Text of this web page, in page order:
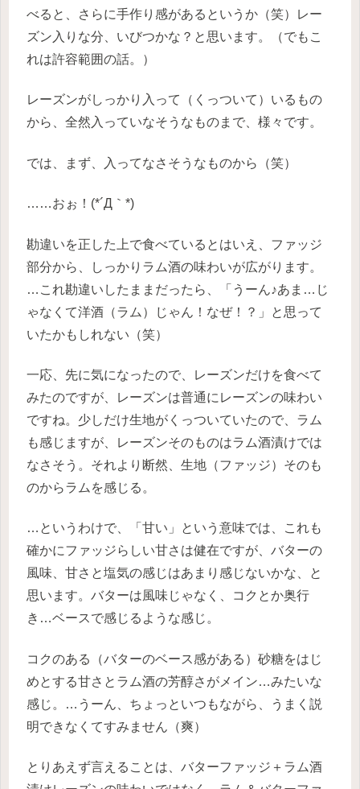
べると、さらに手作り感があるというか（笑）レー
ズン入りな分、いびつかな？と思います。（でもこ
れは許容範囲の話。）
レーズンがしっかり入って（くっついて）いるもの
から、全然入っていなそうなものまで、様々です。
では、まず、入ってなさそうなものから（笑）
……おぉ！(*´Д｀*)
勘違いを正した上で食べているとはいえ、ファッジ
部分から、しっかりラム酒の味わいが広がります。
…これ勘違いしたままだったら、「うーん♪あま…じ
ゃなくて洋酒（ラム）じゃん！なぜ！？」と思って
いたかもしれない（笑）
一応、先に気になったので、レーズンだけを食べて
みたのですが、レーズンは普通にレーズンの味わい
ですね。少しだけ生地がくっついていたので、ラム
も感じますが、レーズンそのものはラム酒漬けでは
なさそう。それより断然、生地（ファッジ）そのも
のからラムを感じる。
…というわけで、「甘い」という意味では、これも
確かにファッジらしい甘さは健在ですが、バターの
風味、甘さと塩気の感じはあまり感じないかな、と
思います。バターは風味じゃなく、コクとか奥行
き…ベースで感じるような感じ。
コクのある（バターのベース感がある）砂糖をはじ
めとする甘さとラム酒の芳醇さがメイン…みたいな
感じ。…うーん、ちょっといつもながら、うまく説
明できなくてすみません（爽）
とりあえず言えることは、バターファッジ＋ラム酒